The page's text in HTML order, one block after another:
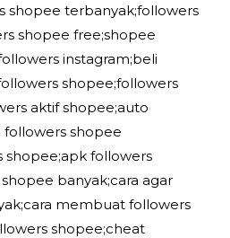
shopee terbanyak;followers
shopee free;shopee
instagram;beli
shopee;followers
aktif shopee;auto
shopee
shopee;apk followers
banyak;cara agar
membuat followers
shopee;cheat